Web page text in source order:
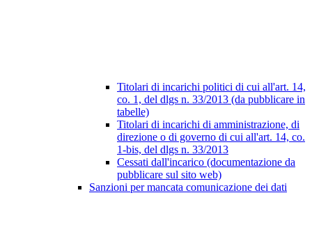
Titolari di incarichi politici di cui all'art. 14,
co. 1, del dlgs n. 33/2013 (da pubblicare in
tabelle)
Titolari di incarichi di amministrazione, di
direzione o di governo di cui all'art. 14, co.
1-bis, del dlgs n. 33/2013
Cessati dall'incarico (documentazione da
pubblicare sul sito web)
Sanzioni per mancata comunicazione dei dati